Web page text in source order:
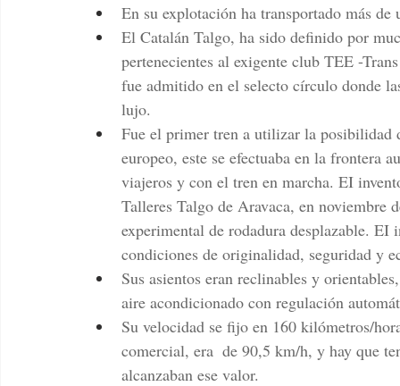
En su explotación ha transportado más
El Catalán Talgo, ha sido definido por
pertenecientes al exigente club TEE -
fue admitido en el selecto círculo donde
lujo.
Fue el primer tren a utilizar la posibilidad
europeo, este se efectuaba en la frontera
viajeros y con el tren en marcha. EI
Talleres Talgo de Aravaca, en
experimental de rodadura desplazable.
condiciones de originalidad, seguridad y
Sus asientos eran reclinables y
aire acondicionado con regulación
Su velocidad se fijo en 160 kilómetros/
comercial, era  de 90,5 km/h, y hay que
alcanzaban ese valor.